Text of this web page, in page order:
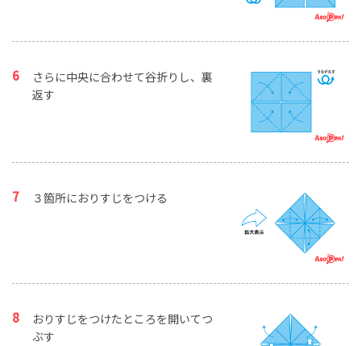
さらに中央に合わせて谷折りし、裏
返す
３箇所におりすじをつける
おりすじをつけたところを開いてつ
ぶす